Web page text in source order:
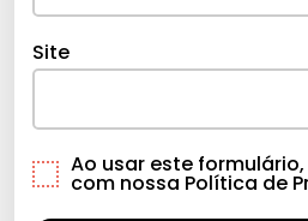
Site
Ao usar este
com nossa Política de